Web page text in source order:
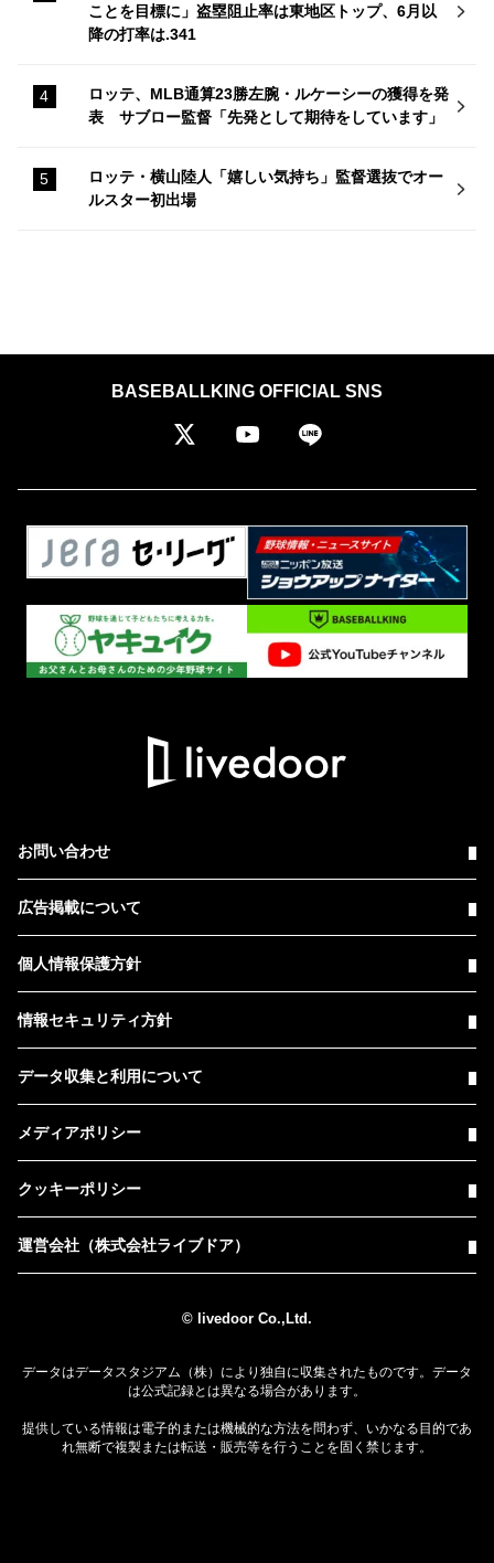
ことを目標に」盗塁阻止率は東地区トップ、6月以
降の打率は.341
ロッテ、MLB通算23勝左腕・ルケーシーの獲得を発
表 サブロー監督「先発として期待をしています」
ロッテ・横山陸人「嬉しい気持ち」監督選抜でオー
ルスター初出場
BASEBALLKING OFFICIAL SNS
お問い合わせ
広告掲載について
個人情報保護方針
情報セキュリティ方針
データ収集と利用について
メディアポリシー
クッキーポリシー
運営会社（株式会社ライブドア）
© livedoor Co.,Ltd.
データはデータスタジアム（株）により独自に収集されたものです。データ
は公式記録とは異なる場合があります。
提供している情報は電子的または機械的な方法を問わず、いかなる目的であ
れ無断で複製または転送・販売等を行うことを固く禁じます。